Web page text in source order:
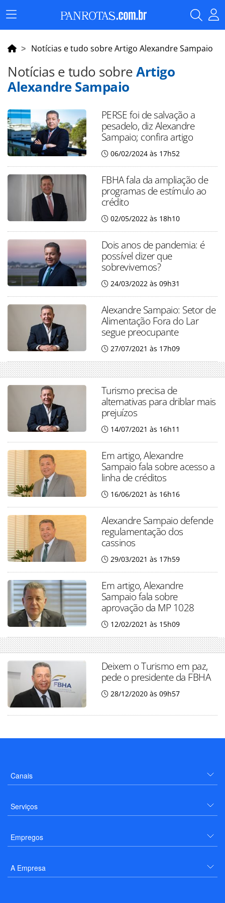
Menu
Principal
Notícias e tudo sobre Artigo Alexandre Sampaio
Notícias e tudo sobreArtigo
Alexandre Sampaio
PERSE foi de salvação a
pesadelo, diz Alexandre
Sampaio; confira artigo
06/02/2024 às 17h52
FBHA fala da ampliação de
programas de estímulo ao
crédito
02/05/2022 às 18h10
Dois anos de pandemia: é
possível dizer que
sobrevivemos?
24/03/2022 às 09h31
Alexandre Sampaio: Setor de
Alimentação Fora do Lar
segue preocupante
27/07/2021 às 17h09
Turismo precisa de
alternativas para driblar mais
prejuízos
14/07/2021 às 16h11
Em artigo, Alexandre
Sampaio fala sobre acesso a
linha de créditos
16/06/2021 às 16h16
Alexandre Sampaio defende
regulamentação dos
cassinos
29/03/2021 às 17h59
Em artigo, Alexandre
Sampaio fala sobre
aprovação da MP 1028
12/02/2021 às 15h09
Deixem o Turismo em paz,
pede o presidente da FBHA
28/12/2020 às 09h57
Canais
Serviços
Empregos
A Empresa